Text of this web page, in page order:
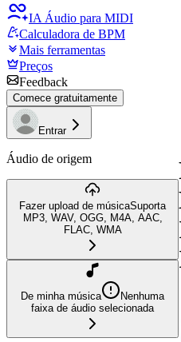
IA Áudio para MIDI
Calculadora de BPM
Mais ferramentas
Preços
Feedback
Comece gratuitamente
Entrar
Áudio de origem
Fazer upload de músicaSuporta
MP3, WAV, OGG, M4A, AAC,
FLAC, WMA
De minha música
Nenhuma
faixa de áudio selecionada